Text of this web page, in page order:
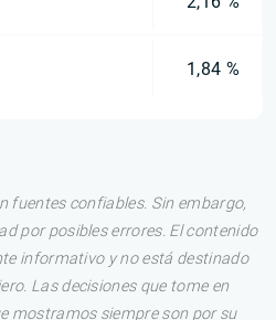
1,84 %
fuentes confiables. Sin embargo,
por posibles errores. El contenido
informativo y no está destinado
Las decisiones que tome en
mostramos siempre son por su